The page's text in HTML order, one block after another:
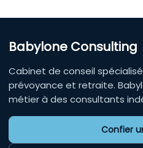
Babylone Consulting
Cabinet de conseil
prévoyance et retraite.
métier à des consultants
Confier